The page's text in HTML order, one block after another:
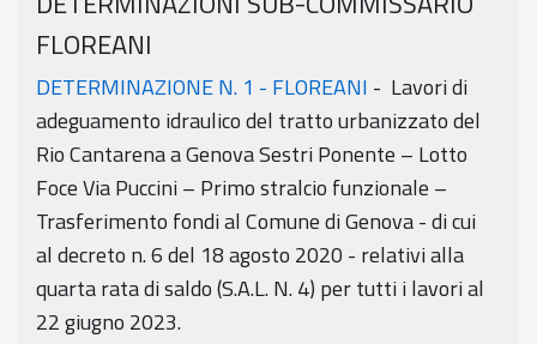
FLOREANI
DETERMINAZIONE N. 1 - FLOREANI - Lavori di
adeguamento idraulico del tratto urbanizzato del
Rio Cantarena a Genova Sestri Ponente – Lotto
Foce Via Puccini – Primo stralcio funzionale –
Trasferimento fondi al Comune di Genova - di cui
al decreto n. 6 del 18 agosto 2020 - relativi alla
quarta rata di saldo (S.A.L. N. 4) per tutti i lavori al
22 giugno 2023.